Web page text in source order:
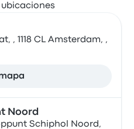
, 1118 CL Amsterdam, ,
Noord
Schiphol Noord,